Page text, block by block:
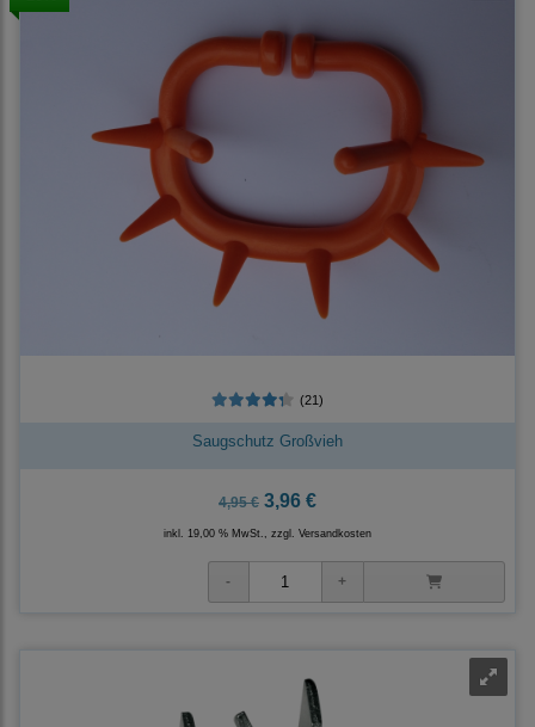
(21)
Saugschutz Großvieh
4,95 € 3,96 €
inkl. 19,00 % MwSt., zzgl. Versandkosten